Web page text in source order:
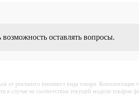
оставлять вопросы.
от реального внешнего вида товара.
в случае не соответствия текущей модели товаров